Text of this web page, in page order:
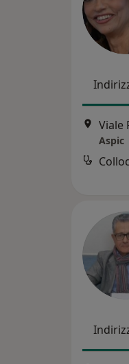
Viale
Aspic